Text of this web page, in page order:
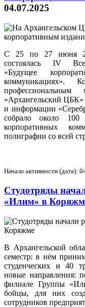
04.07.2025
С 25 по 27 июня
состоялась IV
«Будущее
коммуникациях».
«Архангельский
и информации
собрало около 100
корпоративных
полиграфии со всей
Начало активности (дата):
Студотряды
«Илим» в
В Архангельской
семестр: в нём
студенческих и 40
новые направления:
филиале Группы
бойцы, для них
сотрудников